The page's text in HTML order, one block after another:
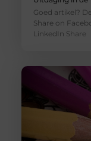
Goed artikel?
Share on
LinkedIn Share